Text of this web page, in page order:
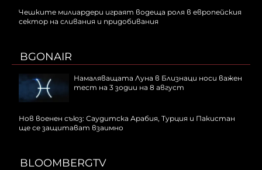
Чешките милиардери играят водеща роля в европейския
сектор на сливания и придобивания
BGONAIR
Намаляващата Луна в Близнаци носи важен
тест на 3 зодии на 8 август
Нов военен съюз: Саудитска Арабия, Турция и Пакистан
ще се защитават взаимно
BLOOMBERGTV